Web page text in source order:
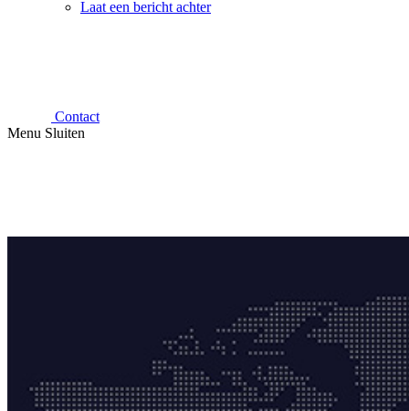
Laat een bericht achter
Contact
Menu Sluiten